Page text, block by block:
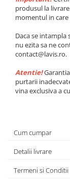
produsul la
momentul in
Daca se
nu ezita sa ne
contact@lavis.ro.
Atentie!
purtarii
vina exclusiva a
Cum cumpar
Detalii livrare
Termeni si Conditii